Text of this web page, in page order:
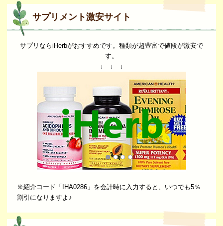
サプリメント激安サイト
サプリならiHerbがおすすめです。種類が超豊富で値段が激安で
す。
↓ ↓ ↓
※紹介コード「IHA0286」を会計時に入力すると、いつでも5％
割引になりますよ♪